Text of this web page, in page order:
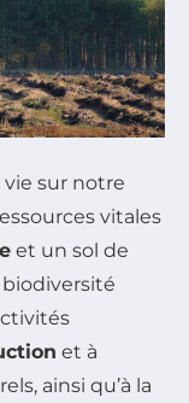
vie sur notre
vitales
et un sol de
biodiversité
et à
ainsi qu’à la